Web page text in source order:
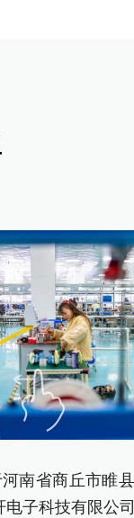
南省商丘市睢
电子科技有限公